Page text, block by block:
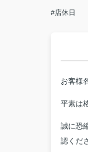
#店休日
お客様
平素は
誠に恐
認くだ